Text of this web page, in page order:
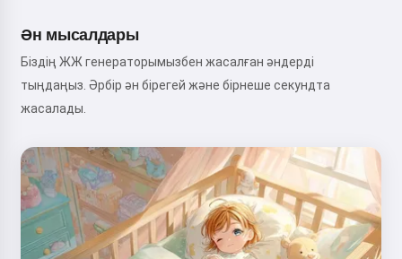
Ән мысалдары
Біздің ЖЖ генераторымызбен жасалған әндерді
тыңдаңыз. Әрбір ән бірегей және бірнеше секундта
жасалады.
Сәлем! Мен Storiko 👋
Мен сіздің балаларыңызға
сиқырлы ұйқы алдындағы
ертегілер айтамын 🌟